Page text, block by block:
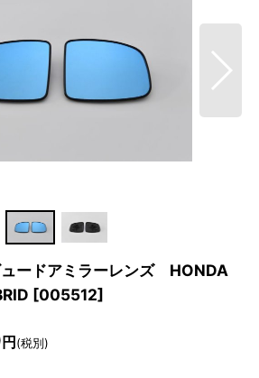
ードアミラーレンズ HONDA
[005512]
円(税別)